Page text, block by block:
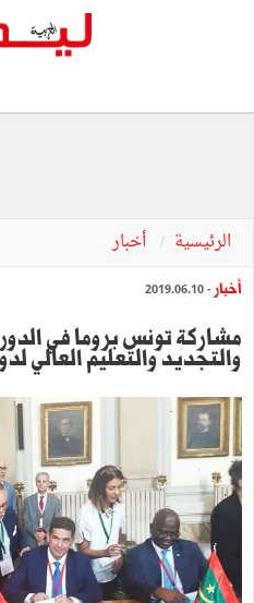
الرئيسية أخبار
أخبار - 2019.06.10
مشاركة تونس بروما في
والتجديد والتعليم العالي لدول